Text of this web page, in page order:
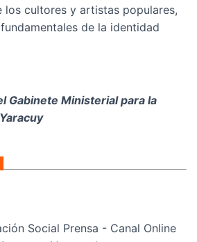
cultores y artistas populares,
de la identidad
Gabinete Ministerial para la
Social Prensa - Canal Online